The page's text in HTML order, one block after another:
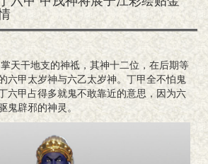
天干地支的神祗，其神十二位，在后期等
六甲太岁神与六乙太岁神。丁甲全不怕鬼
六甲占得多就鬼不敢靠近的意思，因为六
鬼辟邪的神灵。